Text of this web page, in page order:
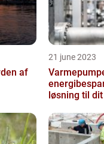
af
21 june 2023
løsning til